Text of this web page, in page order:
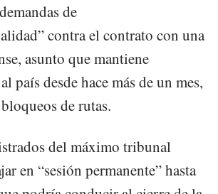
de
contra el contrato con una
asunto que mantiene
país desde hace más de un mes,
de rutas.
del máximo tribunal
en “sesión permanente” hasta